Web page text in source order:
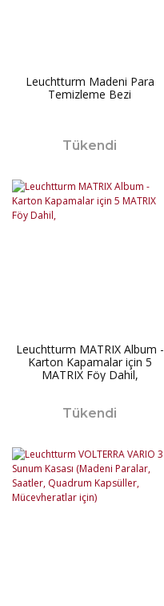
Leuchtturm Madeni Para
Temizleme Bezi
Tükendi
Leuchtturm MATRIX Album -
Karton Kapamalar için 5
MATRIX Föy Dahil,
Tükendi